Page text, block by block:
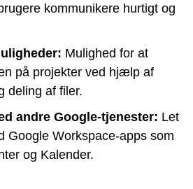
kommunikere hurtigt og
Mulighed for at
på projekter ved hjælp af
deling af filer.
andre Google-tjenester: Let
Google Workspace-apps som
og Kalender.